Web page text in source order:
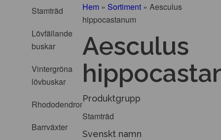
Stamträd
Lövfällande
buskar
Vintergröna
lövbuskar
Rhododendron
Barrväxter
Hem » Sortiment »Aesculus
hippocastanum
Aesculus
Produktgrupp
Stamträd
Svenskt namn